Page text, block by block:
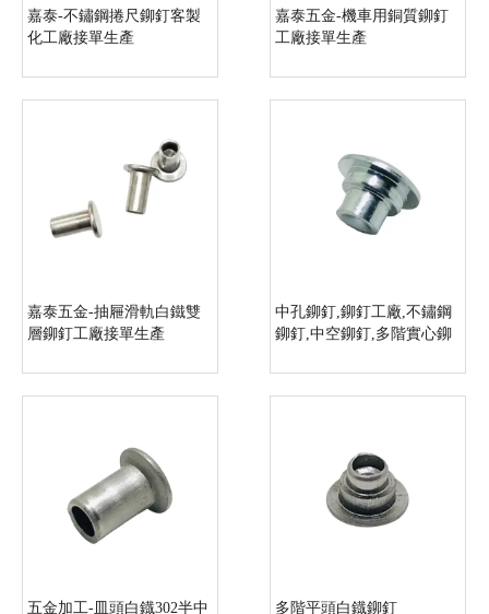
嘉泰-不鏽鋼捲尺鉚釘客製
化工廠接單生產
嘉泰五金-機車用銅質鉚釘
工廠接單生產
嘉泰五金-抽屜滑軌白鐵雙
層鉚釘工廠接單生產
中孔鉚釘,鉚釘工廠,不鏽鋼
鉚釘,中空鉚釘,多階實心鉚
五金加工-皿頭白鐡302半中 多階平頭白鐡鉚釘